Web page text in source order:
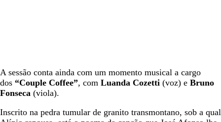
A sessão conta ainda com um momento musical a cargo
dos “Couple Coffee”, com Luanda Cozetti (voz) e Bruno
Fonseca (viola).
Inscrito na pedra tumular de granito transmontano, sob a qual